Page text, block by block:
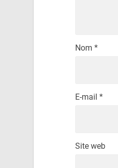
Nom *
E-mail *
Site web